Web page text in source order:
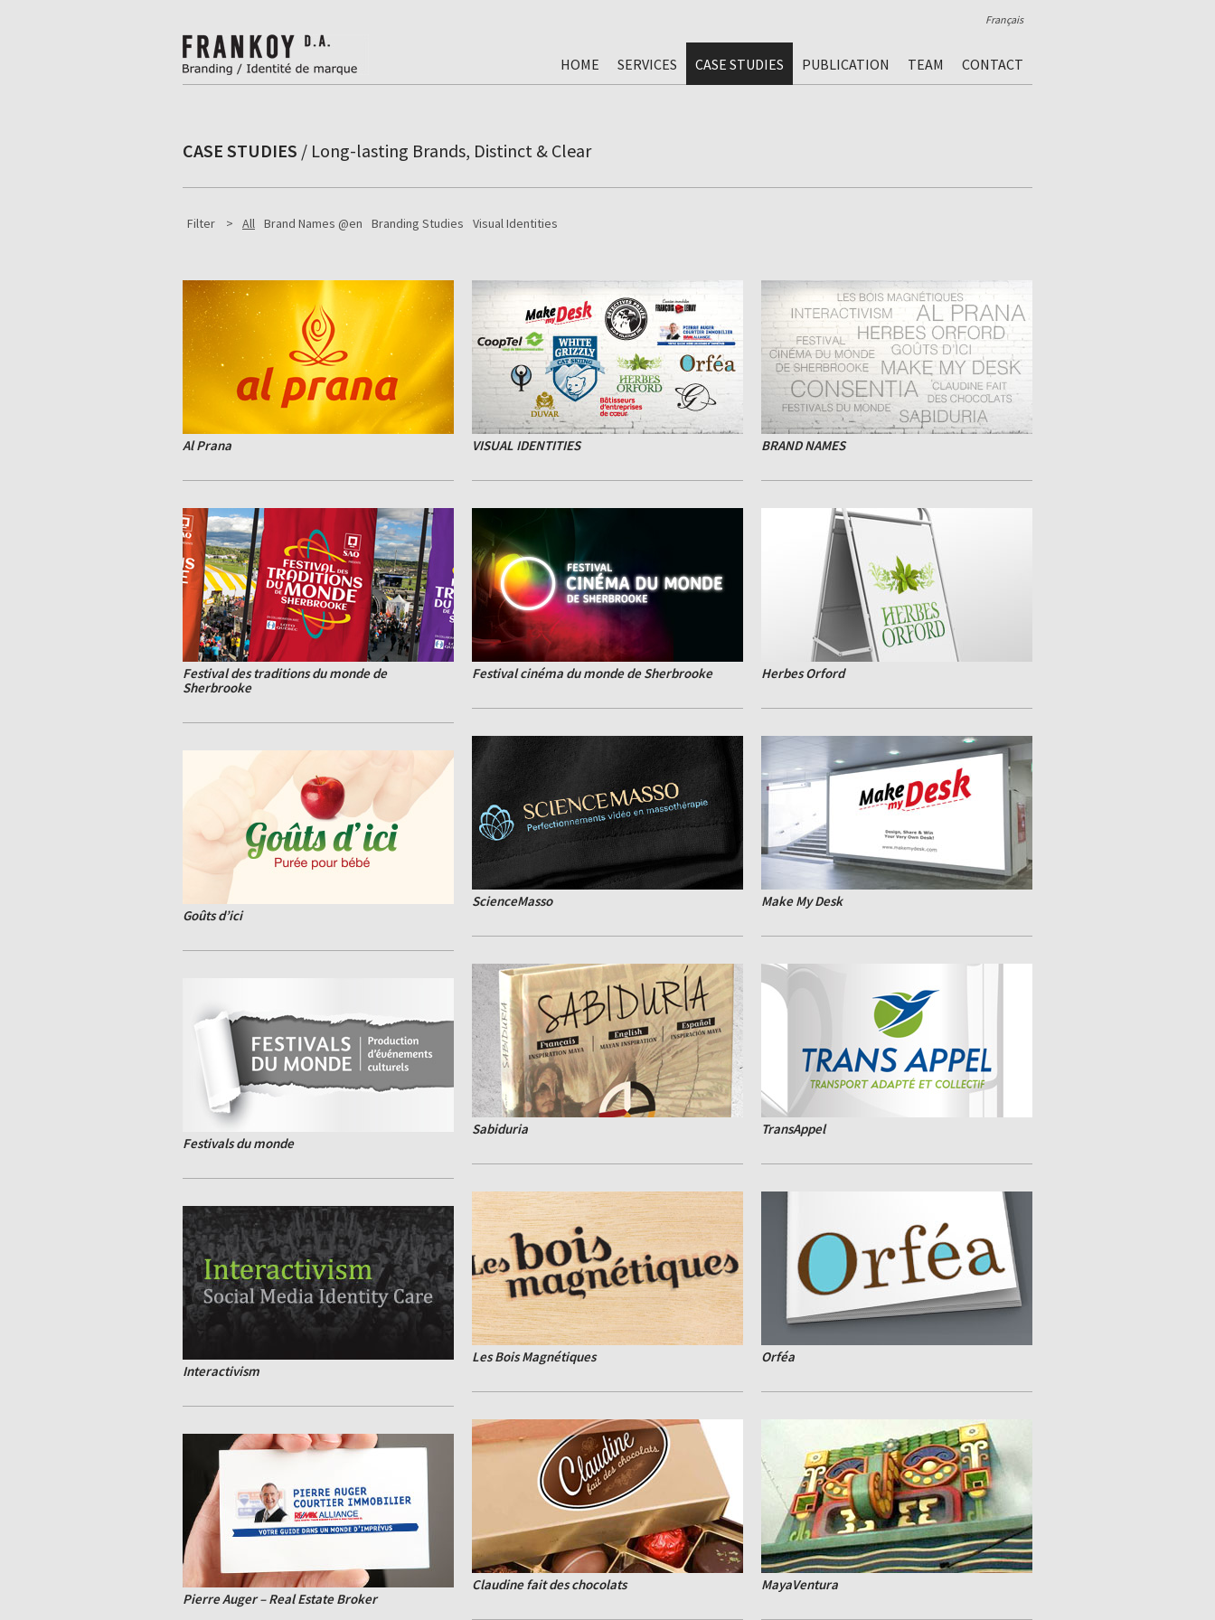
Français
HOME SERVICES CASE STUDIES PUBLICATION TEAM CONTACT
CASE STUDIES / Long-lasting Brands, Distinct & Clear
Filter > All Brand Names @en Branding Studies Visual Identities
Al Prana VISUAL IDENTITIES BRAND NAMES
Festival des traditions du monde de
Sherbrooke
Festival cinéma du monde de Sherbrooke Herbes Orford
ScienceMasso
Make My Desk
Goûts d’ici
Sabiduria
TransAppel
Festivals du monde
Les Bois Magnétiques
Orféa
Interactivism
Claudine fait des chocolats
MayaVentura
Pierre Auger – Real Estate Broker